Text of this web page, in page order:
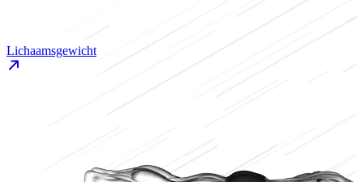
Lichaamsgewicht